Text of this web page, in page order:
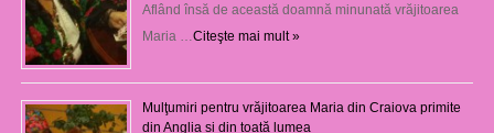
Aflând însă de această doamnă minunată vrăjitoarea
Maria … Citeşte mai mult »
Mulţumiri pentru vrăjitoarea Maria din Craiova primite
din Anglia și din toată lumea